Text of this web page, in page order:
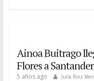
Ainoa Buitrago
Flores a Santander
5 años ago Julia Roiz